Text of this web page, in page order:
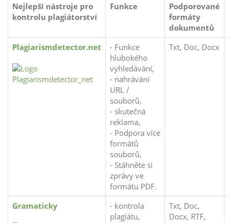
Nejlepší nástroje pro
kontrolu plagiátorství
Funkce
Podporované
formáty
dokumentů
Plagiarismdetector.net
- Funkce
hlubokého
vyhledávání,
- nahrávání
URL /
souborů,
- skutečná
reklama,
- Podpora více
formátů
souborů,
- Stáhněte si
zprávy ve
formátu PDF.
Txt, Doc, Docx
Gramaticky
- kontrola
plagiátu,
Txt, Doc,
Docx, RTF,